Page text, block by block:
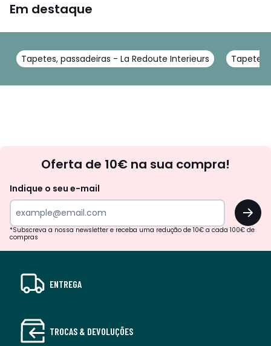
Em destaque
Tapetes, passadeiras - La Redoute Interieurs Tapetes
Oferta de 10€ na sua compra!
Indique o seu e-mail
OK
*Subscreva a nossa newsletter e receba uma redução de 10€ a cada 100€ de
compras
ENTREGA
TROCAS & DEVOLUÇÕES